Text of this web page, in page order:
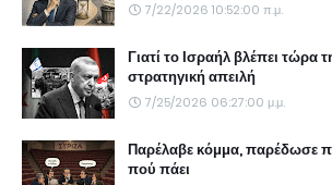
7/22/2026 10:52:00 π.μ.
Γιατί το Ισραήλ βλέπει τώρα
στρατηγική απειλή
7/25/2026 06:27:00 μ.μ.
Παρέλαβε κόμμα, παρέδωσε
πού πάει